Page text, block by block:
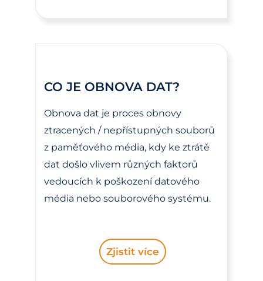
CO JE OBNOVA DAT?
Obnova dat je proces obnovy
ztracených / nepřístupných souborů
z paměťového média, kdy ke ztrátě
dat došlo vlivem různých faktorů
vedoucích k poškození datového
média nebo souborového systému.
Zjistit více